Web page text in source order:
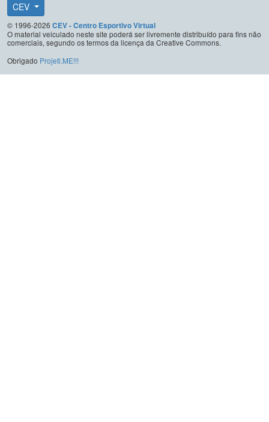
CEV
© 1996-2026 CEV - Centro Esportivo Virtual
O material veiculado neste site poderá ser livremente distribuído para fins não
comerciais, segundo os termos da licença da Creative Commons.
Obrigado Projeti.ME!!!